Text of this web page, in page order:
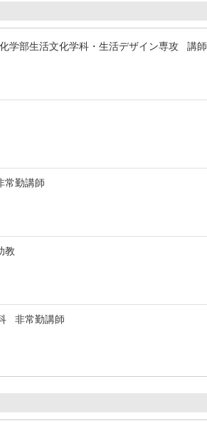
学部生活文化学科・生活デザイン専攻 講師
勤講師
教
非常勤講師